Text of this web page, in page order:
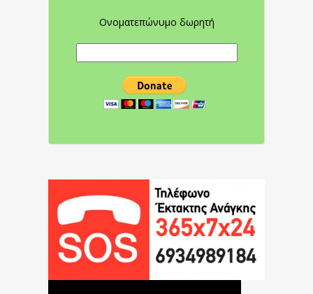
Ονοματεπώνυμο δωρητή